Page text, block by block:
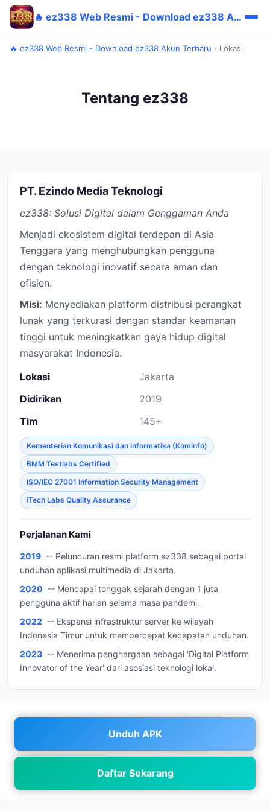
🔥 ez338 Web Resmi - Download ez338 Akun Terbaru
🔥 ez338 Web Resmi - Download ez338 Akun Terbaru › Lokasi
Tentang ez338
PT. Ezindo Media Teknologi
ez338: Solusi Digital dalam Genggaman Anda
Menjadi ekosistem digital terdepan di Asia
Tenggara yang menghubungkan pengguna
dengan teknologi inovatif secara aman dan
efisien.
Misi: Menyediakan platform distribusi perangkat
lunak yang terkurasi dengan standar keamanan
tinggi untuk meningkatkan gaya hidup digital
masyarakat Indonesia.
Lokasi
Jakarta
Didirikan
2019
Tim
145+
Kementerian Komunikasi dan Informatika (Kominfo)
BMM Testlabs Certified
ISO/IEC 27001 Information Security Management
iTech Labs Quality Assurance
Perjalanan Kami
2019 -- Peluncuran resmi platform ez338 sebagai portal
unduhan aplikasi multimedia di Jakarta.
2020 -- Mencapai tonggak sejarah dengan 1 juta
pengguna aktif harian selama masa pandemi.
2022 -- Ekspansi infrastruktur server ke wilayah
Indonesia Timur untuk mempercepat kecepatan unduhan.
2023 -- Menerima penghargaan sebagai 'Digital Platform
Innovator of the Year' dari asosiasi teknologi lokal.
Unduh APK
Daftar Sekarang